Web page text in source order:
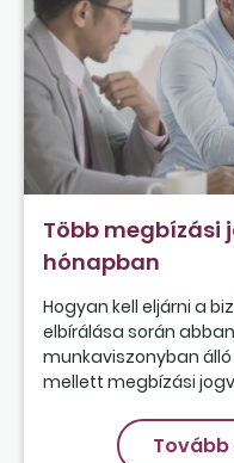
Több megbízási
hónapban
Hogyan kell eljárni a
elbírálása során
munkaviszonyban
mellett megbízási
Tovább